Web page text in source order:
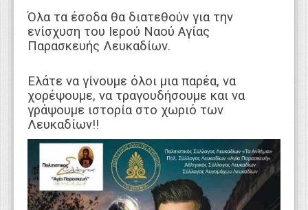
Όλα τα έσοδα θα διατεθούν για την
ενίσχυση του Ιερού Ναού Αγίας
Παρασκευής Λευκαδίων.
Ελάτε να γίνουμε όλοι μια παρέα, να
χορέψουμε, να τραγουδήσουμε και να
γράψουμε ιστορία στο χωριό των
Λευκαδίων!!